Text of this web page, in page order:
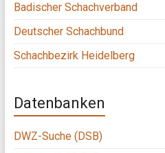
Badischer Schachverband
Deutscher Schachbund
Schachbezirk Heidelberg
Datenbanken
DWZ-Suche (DSB)